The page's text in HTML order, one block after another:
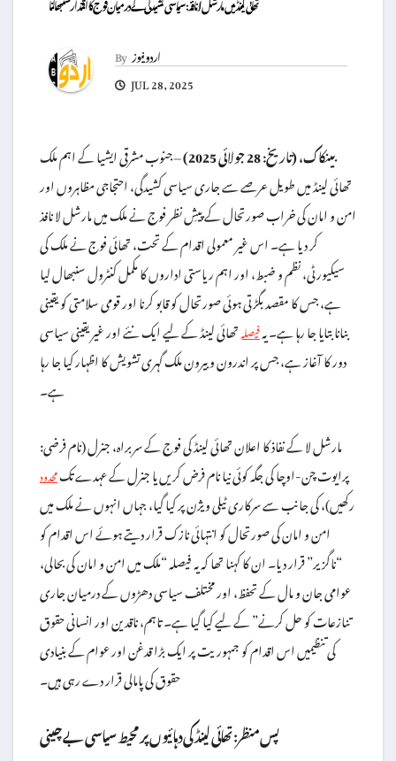
Byاردو نیوز
JUL 28, 2025
بینکاک، (تاریخ: 28 جولائی 2025) –
جنوب مشرقی ایشیا کے اہم ملک
تھائی لینڈ میں طویل عرصے سے جاری سیاسی کشیدگی، احتجاجی مظاہروں اور
امن و امان کی خراب صورتحال کے پیشِ نظر فوج نے ملک میں مارشل لا نافذ
کر دیا ہے۔ اس غیر معمولی اقدام کے تحت، تھائی فوج نے ملک کی
سیکیورٹی، نظم و ضبط، اور اہم ریاستی اداروں کا مکمل کنٹرول سنبھال لیا
ہے، جس کا مقصد بگڑتی ہوئی صورتحال کو قابو کرنا اور قومی سلامتی کو یقینی
بنانا بتایا جا رہا ہے۔ یہفیصلہتھائی لینڈ کے لیے ایک نئے اور غیر یقینی سیاسی
دور کا آغاز ہے، جس پر اندرون و بیرون ملک گہری تشویش کا اظہار کیا جا رہا
ہے۔
مارشل لا کے نفاذ کا اعلان تھائی لینڈ کی فوج کے سربراہ، جنرل (نام فرضی:
پرایوت چن-اوچا کی جگہ کوئی نیا نام فرض کریں یا جنرل کے عہدے تکمحدود
رکھیں)، کی جانب سے سرکاری ٹیلی ویژن پر کیا گیا، جہاں انہوں نے ملک میں
امن و امان کی صورتحال کو انتہائی نازک قرار دیتے ہوئے اس اقدام کو
“ناگزیر” قرار دیا۔ ان کا کہنا تھا کہ یہ فیصلہ “ملک میں امن و امان کی بحالی،
عوامی جان و مال کے تحفظ، اور مختلف سیاسی دھڑوں کے درمیان جاری
تنازعات کو حل کرنے” کے لیے کیا گیا ہے۔ تاہم، ناقدین اور انسانی حقوق
کی تنظیمیں اس اقدام کو جمہوریت پر ایک بڑا قدغن اور عوام کے بنیادی
حقوق کی پامالی قرار دے رہی ہیں۔
پس منظر: تھائی لینڈ کی دہائیوں پر محیط سیاسی بے چینی